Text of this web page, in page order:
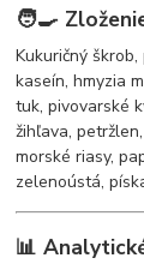
🧑‍🍳
Kukuričný
kaseín, hmyzia
tuk, pivovarské
žihľava,
morské riasy,
zelenoústá,
📊